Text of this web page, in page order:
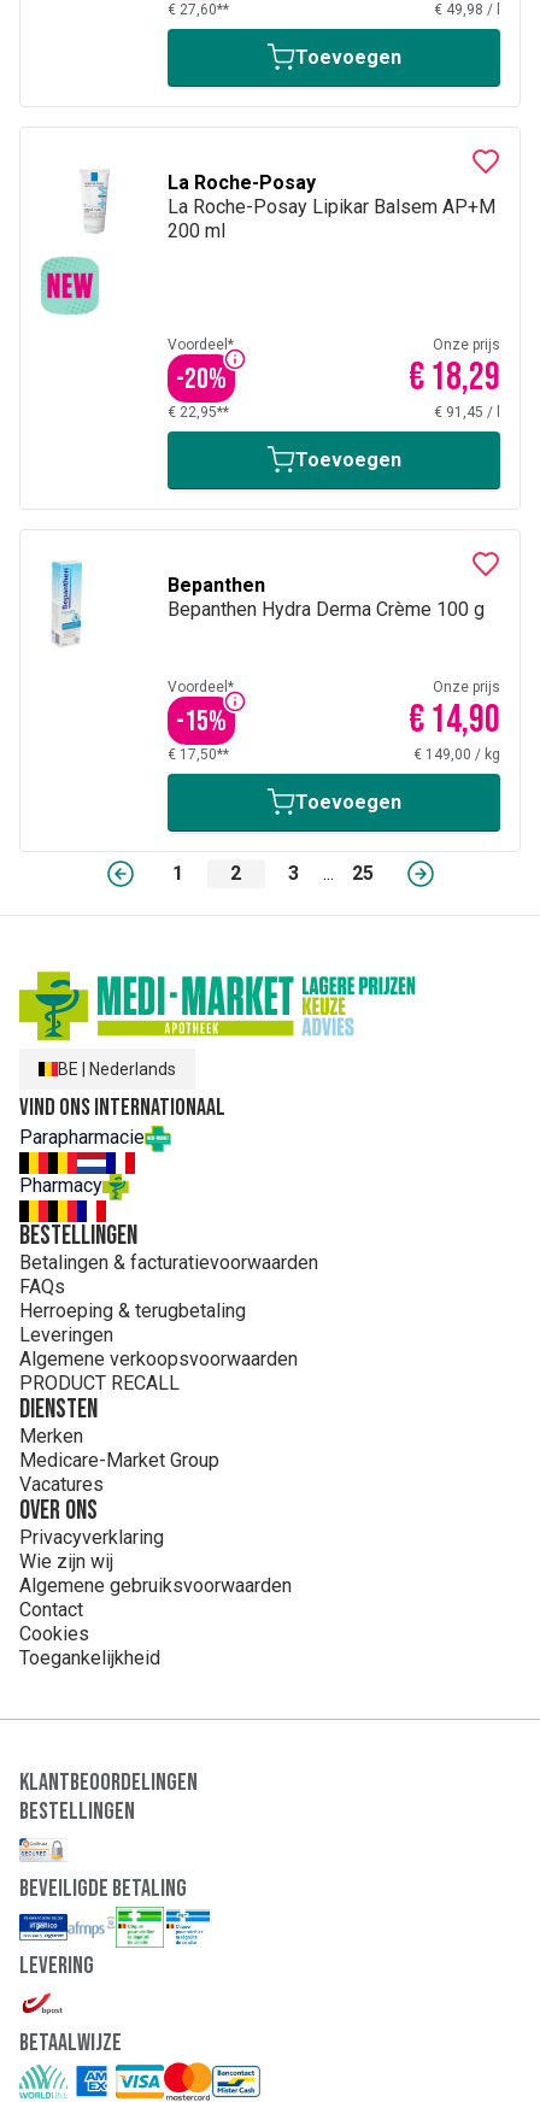
€ 27,60** € 49,98 /
Toevoegen
La Roche-Posay
La Roche-Posay Lipikar Balsem AP+M
200 ml
Voordeel*
-20%
Onze prijs
€ 18,29
€ 22,95** € 91,45 /
Toevoegen
Bepanthen
Bepanthen Hydra Derma Crème 100 g
Voordeel*
-15%
Onze prijs
€ 14,90
€ 17,50** € 149,00 / kg
Toevoegen
1 2 3 ... 25
BE Nederlands
Vind ons internationaal
Parapharmacie
Pharmacy
Bestellingen
Betalingen & facturatievoorwaarden
FAQs
Herroeping & terugbetaling
Leveringen
Algemene verkoopsvoorwaarden
PRODUCT RECALL
Diensten
Merken
Medicare-Market Group
Vacatures
Over ons
Privacyverklaring
Wie zijn wij
Algemene gebruiksvoorwaarden
Contact
Cookies
Toegankelijkheid
Klantbeoordelingen
Bestellingen
Beveiligde Betaling
Levering
Betaalwijze